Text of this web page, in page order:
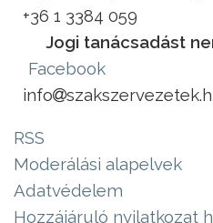
+36 1 3384 059
Jogi tanácsadást
Facebook
info
RSS
Moderálási alapelvek
Adatvédelem
Hozzájáruló nyilatkozat